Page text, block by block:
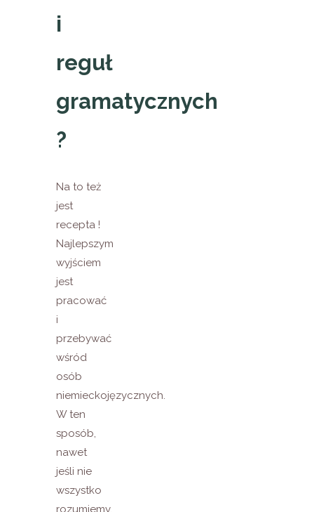
i
reguł
gramatycznych
?
Na to też
jest
recepta !
Najlepszym
wyjściem
jest
pracować
i
przebywać
wśród
osób
niemieckojęzycznych.
W ten
sposób,
nawet
jeśli nie
wszystko
rozumiemy,